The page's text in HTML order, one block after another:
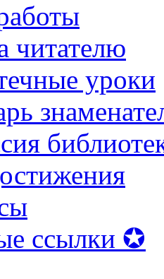
читателю
уроки
ссылки ✪